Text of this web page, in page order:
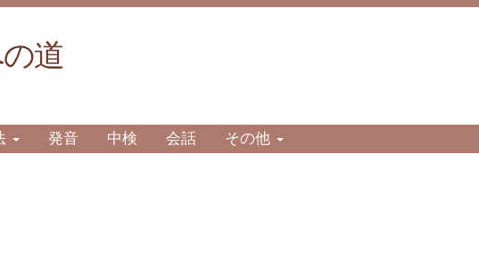
道
発音 中検 会話 その他